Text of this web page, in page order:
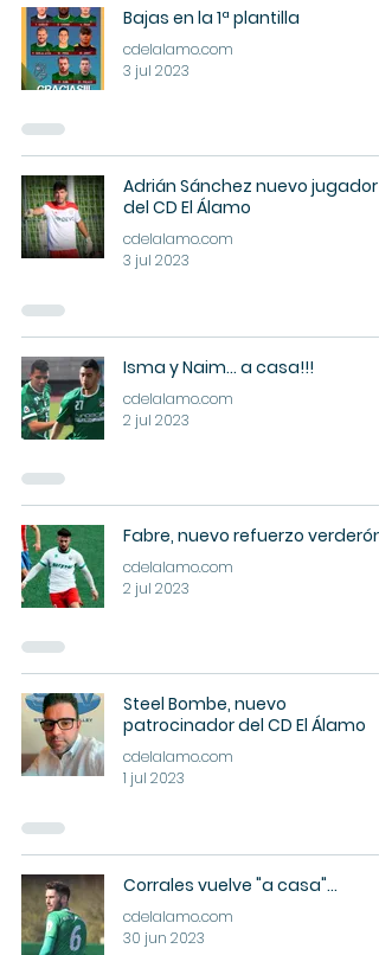
Bajas en la 1ª plantilla
cdelalamo.com
3 jul 2023
Adrián Sánchez nuevo jugador
del CD El Álamo
cdelalamo.com
3 jul 2023
Isma y Naim... a casa!!!
cdelalamo.com
2 jul 2023
Fabre, nuevo refuerzo verderón
cdelalamo.com
2 jul 2023
Steel Bombe, nuevo
patrocinador del CD El Álamo
cdelalamo.com
1 jul 2023
Corrales vuelve "a casa"...
cdelalamo.com
30 jun 2023